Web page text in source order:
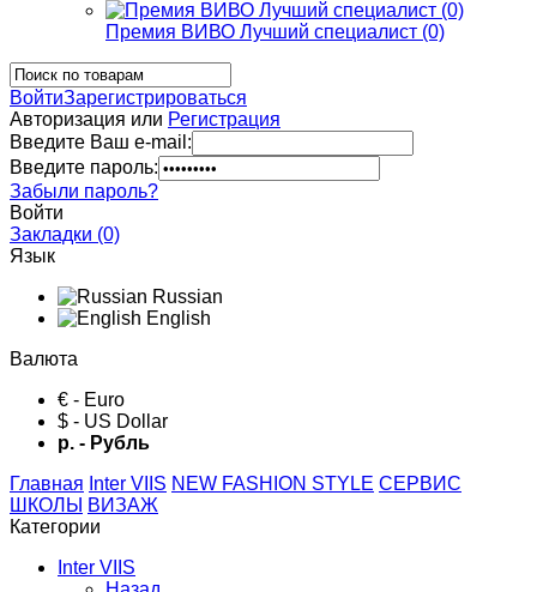
Премия ВИВО Лучший специалист (0)
ВойтиЗарегистрироваться
Авторизация или Регистрация
Введите Ваш e-mail:
Введите пароль:
Забыли пароль?
Войти
Закладки (0)
Язык
Russian
English
Валюта
€ - Euro
$ - US Dollar
р. - Рубль
Главная Inter VIIS NEW FASHION STYLE СЕРВИС
ШКОЛЫ ВИЗАЖ
Категории
Inter VIIS